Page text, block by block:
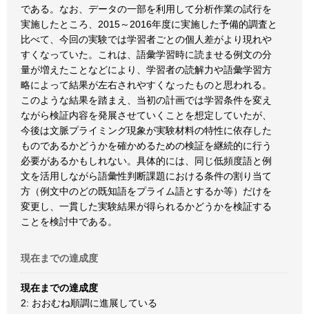
である。なお、データの一部を利用して分析作業の試行を
実施したところ、2015～2016年度に実施した予備的調査と
比べて、今回の実験では学習者ごとの個人差がより現れや
すくなっていた。これは、語彙学習時に読ませる例文の分
量が増えたことなどにより、学習者の読解力や語彙学習方
略によって結果が左右されやすくなったものと思われる。
このような結果を踏まえ、当初の計画では学習条件を変え
ながら検証内容を発展させていくことを想定していたが、
今後は文脈プライミング現象が実験材料の特性に依存した
ものであるかどうかを確かめるための検証を継続的に行う
必要があるかもしれない。具体的には、同じ低頻度語と例
文を活用しながら語彙性判断課題における条件の割り当て
方（例文中のどの既知語をプライム語とするか等）だけを
変更し、一貫した実験結果が得られるかどうかを検証する
ことを検討中である。
現在までの達成度
現在までの達成度
2: おおむね順調に進展している